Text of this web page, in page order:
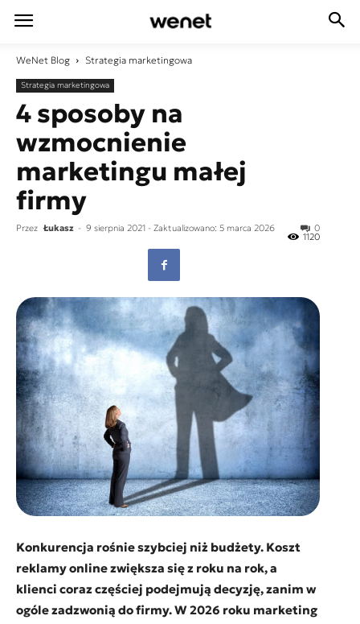
WeNet Blog Strategia marketingowa
Strategia marketingowa
4 sposoby na
wzmocnienie
marketingu małej
firmy
Przez Łukasz - 9 sierpnia 2021 - Zaktualizowano: 5 marca 2026 0
1120
Konkurencja rośnie szybciej niż budżety. Koszt
reklamy online zwiększa się z roku na rok, a
klienci coraz częściej podejmują decyzję, zanim w
ogóle zadzwonią do firmy. W 2026 roku marketing